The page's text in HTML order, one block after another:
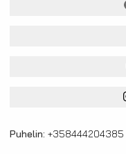
Puhelin: +358444204385